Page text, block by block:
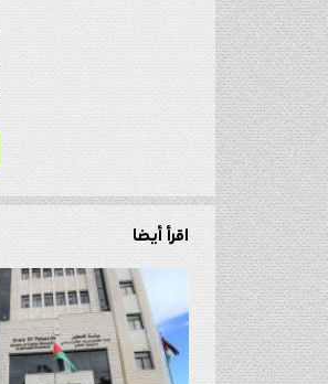
اقرأ أيضا